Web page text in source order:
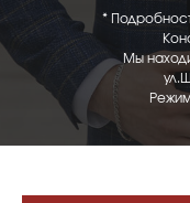
*
Мы